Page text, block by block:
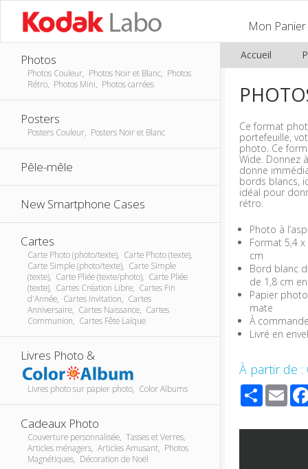
Mon Panier
Photos
Photos Couleur, Photos Noir et Blanc, Photos
Rétro, Photos Mini, Photos carrées
Posters
Posters Couleur, Posters Noir et Blanc
Pêle-mêle
New Smartphone Cases
Cartes
Carte Photo (photo/texte), Carte Photo (texte),
Carte Simple (photo/texte), Carte Simple
(texte), Carte Pliée (texte/photo), Carte Pliée
(texte), Cartes Création Libre, Cartes Fin
d'Année, Cartes Invitation, Cartes
Anniversaire, Cartes Naissance, Cartes
Communion, Cartes Fête Laïque
Livres Photo &
Livres photo sur papier photo, Color Albums
Cadeaux Photo
Couverture personnalisée, Tasses et Verres,
Articles ménagers, Articles Amusant, Photos
Magnétiques, Décoration de Noël
Accueil
Ce format
portefeuille,
photo. Ce
Wide. Donnez
donne
bords blancs,
idéal pour
rétro.
Photo à
Format 5,4
cm
Bord blanc
de 1,8 cm
Papier
mate
À
Livré en
À partir de :
Share